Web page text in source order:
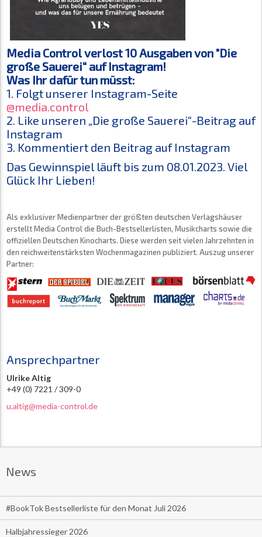
Media Control verlost 10 Ausgaben von "Die
große Sauerei“ auf Instagram!
Was Ihr dafür tun müsst:
1. Folgt unserer Instagram-Seite
@media.control
2. Like unseren „Die große Sauerei“-Beitrag auf
Instagram
3. Kommentiert den Beitrag auf Instagram
Das Gewinnspiel läuft bis zum 08.01.2023. Viel
Glück Ihr Lieben!
Als exklusiver Medienpartner der größten deutschen Verlagshäuser
erstellt Media Control die Buch-Bestsellerlisten, Musikcharts sowie die
offiziellen Deutschen Kinocharts. Diese werden seit vielen Jahrzehnten in
den reichweitenstärksten Wochenmagazinen publiziert. Auszug unserer
Partner:
Ansprechpartner
Ulrike Altig
+49 (0) 7221 / 309-0
u.altig@media-control.de
News
#BookTok Bestsellerliste für den Monat Juli 2026
Halbjahressieger 2026